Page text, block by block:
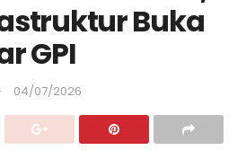
Buka
GPI
04/07/2026